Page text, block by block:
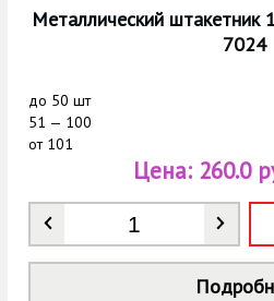
Металлический
7024
до 50 шт
51 — 100
от101
Количество
Цена: 260.0